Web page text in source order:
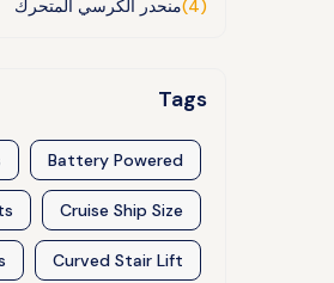
منحدر الكرسي المتحرك (4)
Tags
Battery Powered
Cruise Ship Size
Curved Stair Lift